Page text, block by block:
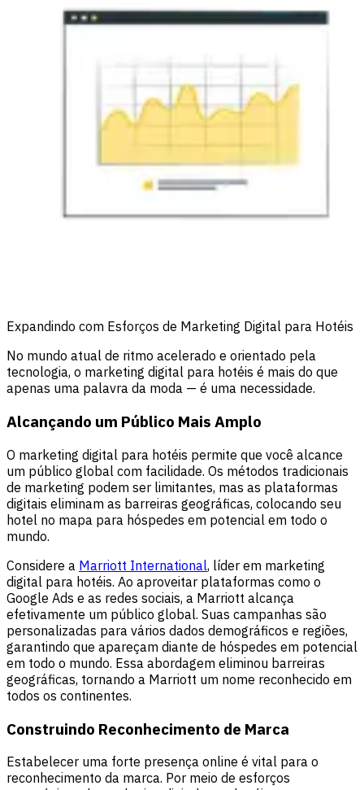
Expandindo com Esforços de Marketing Digital para Hotéis
No mundo atual de ritmo acelerado e orientado pela
tecnologia, o marketing digital para hotéis é mais do que
apenas uma palavra da moda — é uma necessidade.
Alcançando um Público Mais Amplo
O marketing digital para hotéis permite que você alcance
um público global com facilidade. Os métodos tradicionais
de marketing podem ser limitantes, mas as plataformas
digitais eliminam as barreiras geográficas, colocando seu
hotel no mapa para hóspedes em potencial em todo o
mundo.
Considere a Marriott International, líder em marketing
digital para hotéis. Ao aproveitar plataformas como o
Google Ads e as redes sociais, a Marriott alcança
efetivamente um público global. Suas campanhas são
personalizadas para vários dados demográficos e regiões,
garantindo que apareçam diante de hóspedes em potencial
em todo o mundo. Essa abordagem eliminou barreiras
geográficas, tornando a Marriott um nome reconhecido em
todos os continentes.
Construindo Reconhecimento de Marca
Estabelecer uma forte presença online é vital para o
reconhecimento da marca. Por meio de esforços